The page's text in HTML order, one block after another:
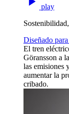
play
Diseñado
El tren
Göransson a
las emisiones
aumentar la
cribado.